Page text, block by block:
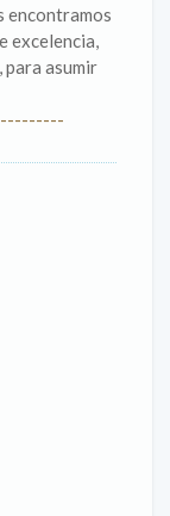
encontramos
excelencia,
asumir